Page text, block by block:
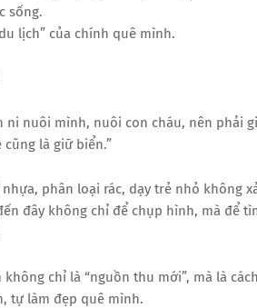
sống.
lịch” của chính quê mình.
ni nuôi mình, nuôi con cháu, nên phải
là giữ biển.”
phân loại rác, dạy trẻ nhỏ không
đây không chỉ để chụp hình, mà để
chỉ là “nguồn thu mới”, mà là
tự làm đẹp quê mình.